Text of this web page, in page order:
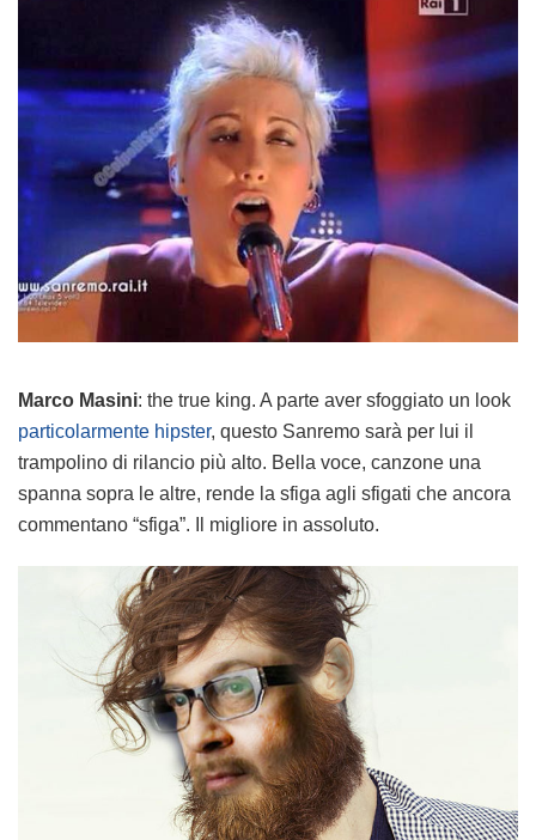
Marco Masini: the true king. A parte aver sfoggiato un look
particolarmente hipster, questo Sanremo sarà per lui il
trampolino di rilancio più alto. Bella voce, canzone una
spanna sopra le altre, rende la sfiga agli sfigati che ancora
commentano “sfiga”. Il migliore in assoluto.